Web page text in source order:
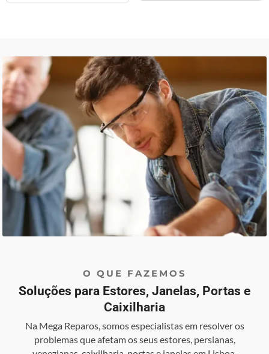
O QUE FAZEMOS
Soluções para Estores, Janelas, Portas e
Caixilharia
Na Mega Reparos, somos especialistas em resolver os
problemas que afetam os seus estores, persianas,